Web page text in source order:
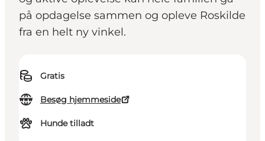
på opdagelse sammen og opleve Roskilde
fra en helt ny vinkel.
Gratis
Besøg hjemmeside
Hunde tilladt